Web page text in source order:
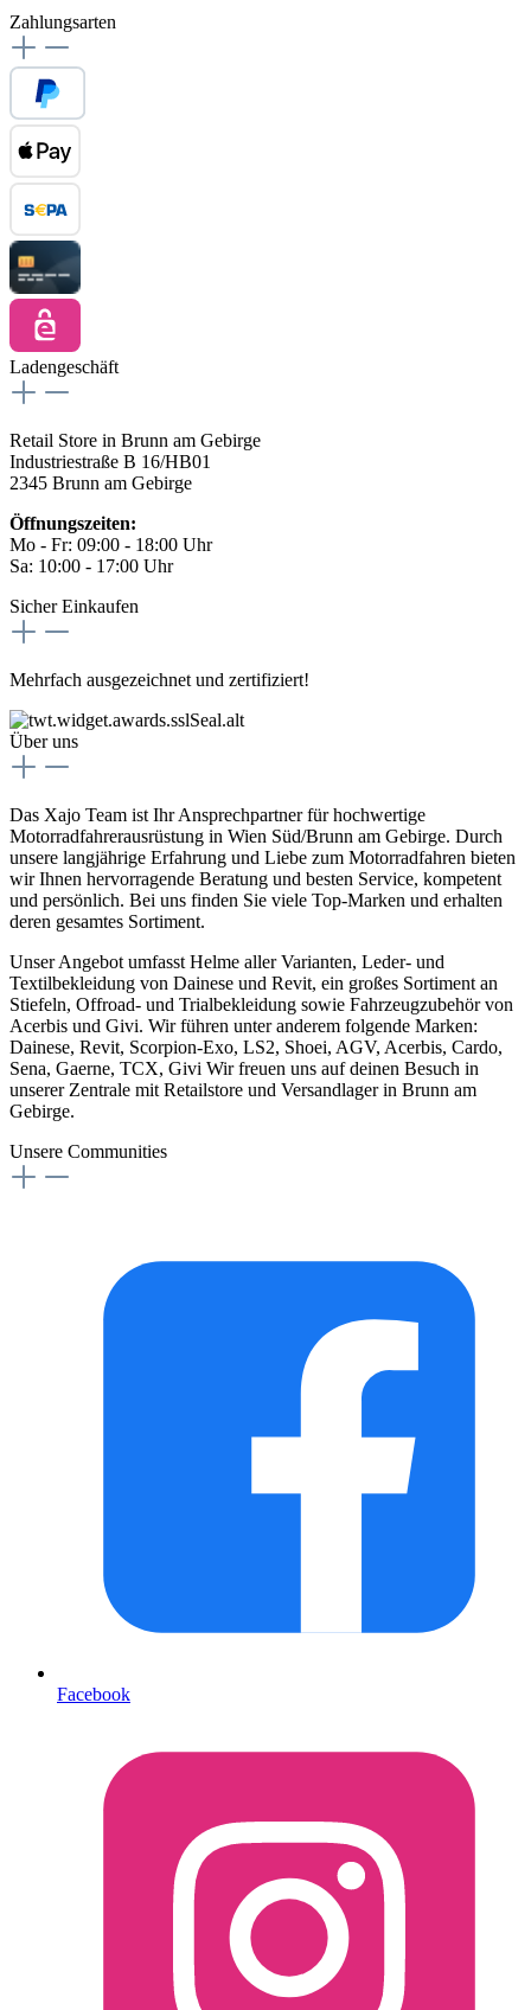
Zahlungsarten
Ladengeschäft
Retail Store in Brunn am Gebirge
Industriestraße B 16/HB01
2345 Brunn am Gebirge
Öffnungszeiten:
Mo - Fr: 09:00 - 18:00 Uhr
Sa: 10:00 - 17:00 Uhr
Sicher Einkaufen
Mehrfach ausgezeichnet und zertifiziert!
Über uns
Das Xajo Team ist Ihr Ansprechpartner für hochwertige
Motorradfahrerausrüstung in Wien Süd/Brunn am Gebirge. Durch
unsere langjährige Erfahrung und Liebe zum Motorradfahren bieten
wir Ihnen hervorragende Beratung und besten Service, kompetent
und persönlich. Bei uns finden Sie viele Top-Marken und erhalten
deren gesamtes Sortiment.
Unser Angebot umfasst Helme aller Varianten, Leder- und
Textilbekleidung von Dainese und Revit, ein großes Sortiment an
Stiefeln, Offroad- und Trialbekleidung sowie Fahrzeugzubehör von
Acerbis und Givi. Wir führen unter anderem folgende Marken:
Dainese, Revit, Scorpion-Exo, LS2, Shoei, AGV, Acerbis, Cardo,
Sena, Gaerne, TCX, Givi Wir freuen uns auf deinen Besuch in
unserer Zentrale mit Retailstore und Versandlager in Brunn am
Gebirge.
Unsere Communities
Facebook